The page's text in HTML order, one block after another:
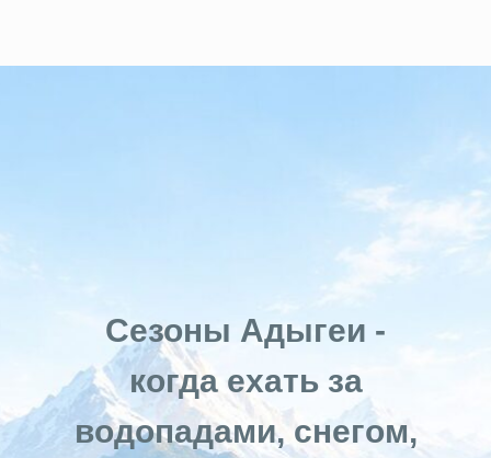
Сезоны Адыгеи -
когда ехать за
водопадами, снегом,